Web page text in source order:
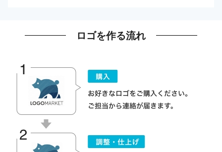
ロゴを作る流れ